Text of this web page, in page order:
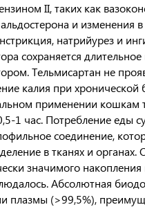
II, таких как
и изменения
натрийурез и
сохраняется
Тельмисартан не
калия при
применении кошкам
1 час. Потребление еды
соединение,
в тканях и
значимого
Абсолютная
плазмы (>99,5%),